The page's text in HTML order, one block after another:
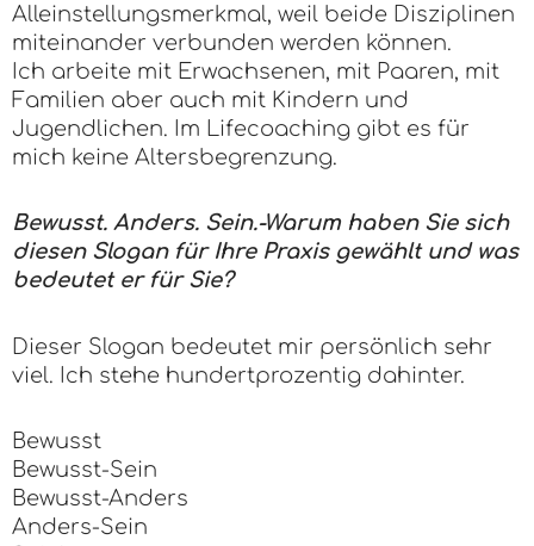
Alleinstellungsmerkmal, weil beide Disziplinen
miteinander verbunden werden können.
Ich arbeite mit Erwachsenen, mit Paaren, mit
Familien aber auch mit Kindern und
Jugendlichen. Im Lifecoaching gibt es für
mich keine Altersbegrenzung.
Bewusst. Anders. Sein.-Warum haben Sie sich
diesen Slogan für Ihre Praxis gewählt und was
bedeutet er für Sie?
Dieser Slogan bedeutet mir persönlich sehr
viel. Ich stehe hundertprozentig dahinter.
Bewusst
Bewusst-Sein
Bewusst-Anders
Anders-Sein